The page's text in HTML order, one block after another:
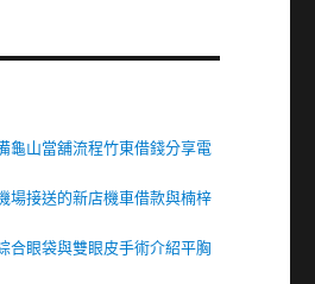
龜山當舖流程竹東借錢分享電
場接送的新店機車借款與楠梓
合眼袋與雙眼皮手術介紹平胸